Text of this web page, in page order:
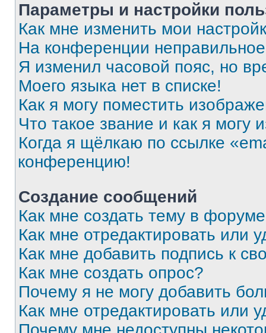
Параметры и настройки
Как мне изменить мои
На конференции
Я изменил часовой пояс, но
Моего языка нет в списке!
Как я могу поместить
Что такое звание и как я могу
Когда я щёлкаю по ссылке
конференцию!
Создание сообщений
Как мне создать тему в
Как мне отредактировать или
Как мне добавить подпись к
Как мне создать опрос?
Почему я не могу добавить
Как мне отредактировать или